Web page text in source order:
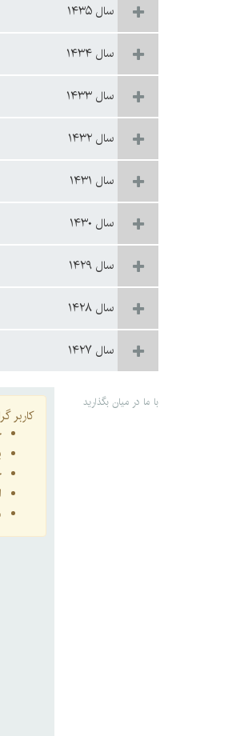
سال ۱۴۳۵
سال ۱۴۳۴
سال ۱۴۳۳
سال ۱۴۳۲
سال ۱۴۳۱
سال ۱۴۳۰
سال ۱۴۲۹
سال ۱۴۲۸
سال ۱۴۲۷
با ما در میان بگذارید
کاربر